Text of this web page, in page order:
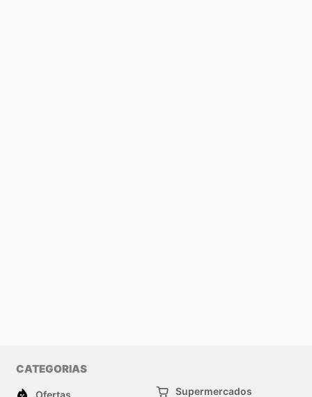
CATEGORIAS
Ofertas Supermercados